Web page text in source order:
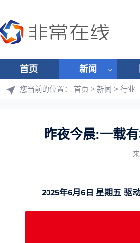
首页 新闻
您当前的位置： 首页 > 新闻 > 行业
昨夜今晨:一载
2025年6月6日 星期五 驱